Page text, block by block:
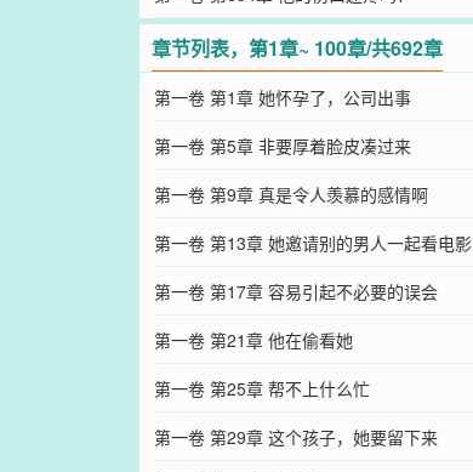
章节列表，第1章~ 100章/共692章
第一卷 第1章 她怀孕了，公司出事
第一卷 第5章 非要厚着脸皮凑过来
第一卷 第9章 真是令人羡慕的感情啊
第一卷 第13章 她邀请别的男人一起看电影
第一卷 第17章 容易引起不必要的误会
第一卷 第21章 他在偷看她
第一卷 第25章 帮不上什么忙
第一卷 第29章 这个孩子，她要留下来